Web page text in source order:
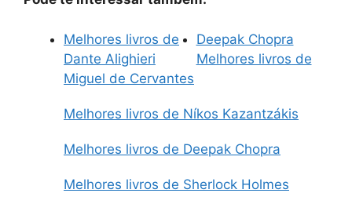
Melhores livros de
Dante Alighieri
Deepak Chopra
Melhores livros de
Miguel de Cervantes
Melhores livros de Níkos Kazantzákis
Melhores livros de Deepak Chopra
Melhores livros de Sherlock Holmes